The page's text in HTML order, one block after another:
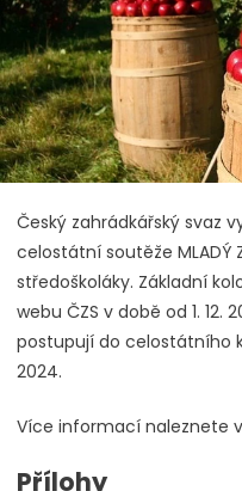
Český zahrádkářský svaz
celostátní soutěže MLADÝ
středoškoláky. Základní
webu ČZS v době od 1. 12.
postupují do celostátního
2024.
Více informací naleznete
Přílohy